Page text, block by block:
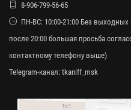
8-906-799-56-65
ПН-ВС: 10:00-21:00 Без
после 20:00 большая просьба
контактному телефону выше)
Telegram-канал: tkaniff_msk